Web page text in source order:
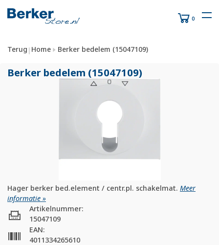
0
Terug | Home Berker bedelem (15047109)
Berker bedelem (15047109)
Hager berker bed.element / centr.pl. schakelmat. Meer
informatie »
Artikelnummer:
15047109
EAN:
4011334265610